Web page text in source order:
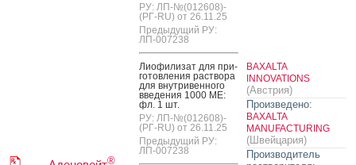
®
РУ: ЛП-№(012608)-
(РГ-RU) от 26.11.25
Предыдущий РУ:
ЛП-007238
Ли­офи­лизат для при­
готов­ле­ния рас­тво­ра
для внут­ри­вен­но­го
вве­дения 1000 МЕ:
фл. 1 шт.
РУ: ЛП-№(012608)-
(РГ-RU) от 26.11.25
Предыдущий РУ:
ЛП-007238
BAXALTA
INNOVATIONS
(Австрия)
Произведено:
BAXALTA
MANUFACTURING
(Швейцария)
Производитель